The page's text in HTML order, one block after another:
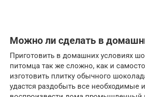
Можно ли сделать в
Приготовить в домашних условиях
питомца так же сложно, как и
изготовить плитку обычного
удастся раздобыть все необходимые